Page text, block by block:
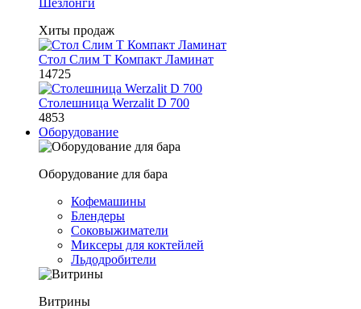
Шезлонги
Хиты продаж
Стол Слим Т Компакт Ламинат
14725
Столешница Werzalit D 700
4853
Оборудование
Оборудование для бара
Кофемашины
Блендеры
Соковыжиматели
Миксеры для коктейлей
Льдодробители
Витрины